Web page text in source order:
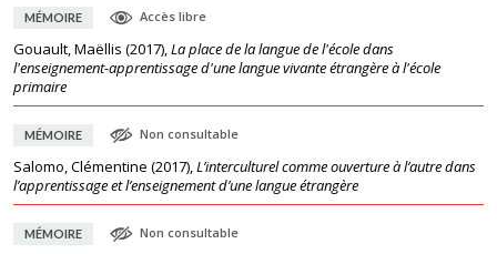
MÉMOIRE Accès libre
Gouault, Maëllis (2017),La place de la langue de l'école dans
l'enseignement-apprentissage d'une langue vivante étrangère à l'école
primaire
MÉMOIRE Non consultable
Salomo, Clémentine (2017),L’interculturel comme ouverture à l’autre dans
l’apprentissage et l’enseignement d’une langue étrangère
MÉMOIRE Non consultable